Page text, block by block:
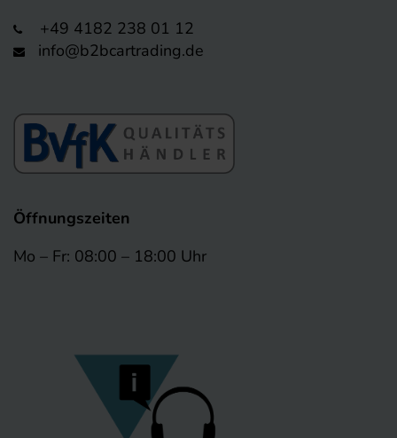
+49 4182 238 01 12
info@b2bcartrading.de
Öffnungszeiten
Mo – Fr: 08:00 – 18:00 Uhr